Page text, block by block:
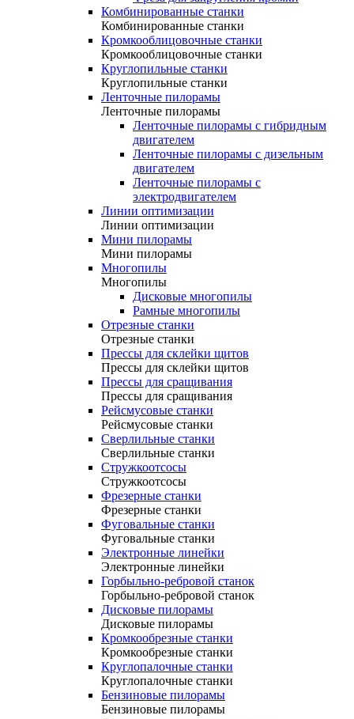
Комбинированные станки
Комбинированные станки
Кромкооблицовочные станки
Кромкооблицовочные станки
Круглопильные станки
Круглопильные станки
Ленточные пилорамы
Ленточные пилорамы
Ленточные пилорамы с гибридным
двигателем
Ленточные пилорамы с дизельным
двигателем
Ленточные пилорамы с
электродвигателем
Линии оптимизации
Линии оптимизации
Мини пилорамы
Мини пилорамы
Многопилы
Многопилы
Дисковые многопилы
Рамные многопилы
Отрезные станки
Отрезные станки
Прессы для склейки щитов
Прессы для склейки щитов
Прессы для сращивания
Прессы для сращивания
Рейсмусовые станки
Рейсмусовые станки
Сверлильные станки
Сверлильные станки
Стружкоотсосы
Стружкоотсосы
Фрезерные станки
Фрезерные станки
Фуговальные станки
Фуговальные станки
Электронные линейки
Электронные линейки
Горбыльно-ребровой станок
Горбыльно-ребровой станок
Дисковые пилорамы
Дисковые пилорамы
Кромкообрезные станки
Кромкообрезные станки
Круглопалочные станки
Круглопалочные станки
Бензиновые пилорамы
Бензиновые пилорамы